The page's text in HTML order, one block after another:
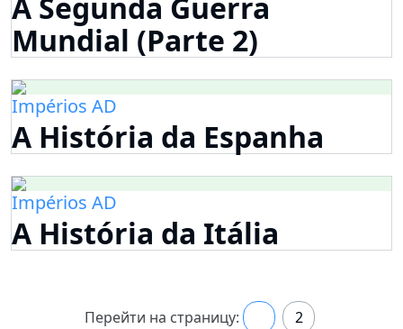
A Segunda Guerra
Mundial (Parte 2)
Impérios AD
A História da Espanha
Impérios AD
A História da Itália
Перейти на страницу: 2